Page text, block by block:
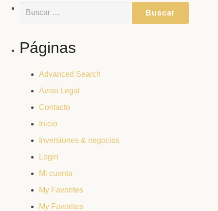
Buscar:
Páginas
Advanced Search
Aviso Legal
Contacto
Inicio
Inversiones & negocios
Login
Mi cuenta
My Favorites
My Favorites